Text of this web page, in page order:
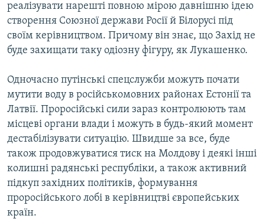
реалізувати нарешті повною мірою давнішню ідею
створення Союзної держави Росії й Білорусі під
своїм керівництвом. Причому він знає, що Захід не
буде захищати таку одіозну фігуру, як Лукашенко.
Одночасно путінські спецслужби можуть почати
мутити воду в російськомовних районах Естонії та
Латвії. Проросійські сили зараз контролюють там
місцеві органи влади і можуть в будь-який момент
дестабілізувати ситуацію. Швидше за все, буде
також продовжуватися тиск на Молдову і деякі інші
колишні радянські республіки, а також активний
підкуп західних політиків, формування
проросійського лобі в керівництві європейських
країн.